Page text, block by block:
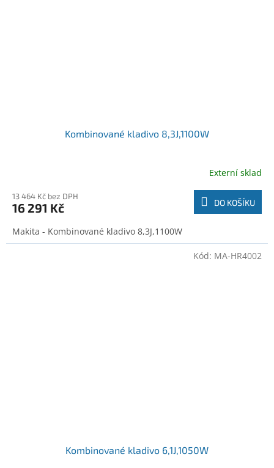
Kombinované kladivo 8,3J,1100W
Externí sklad
13 464 Kč bez DPH
16 291 Kč DO KOŠÍKU
Makita - Kombinované kladivo 8,3J,1100W
Kombinované kladivo 6,1J,1050W
Kód: MA-HR4002